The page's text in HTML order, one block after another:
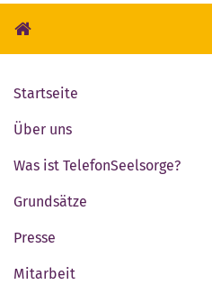
Startseite
Über uns
Was ist TelefonSeelsorge?
Grundsätze
Presse
Mitarbeit